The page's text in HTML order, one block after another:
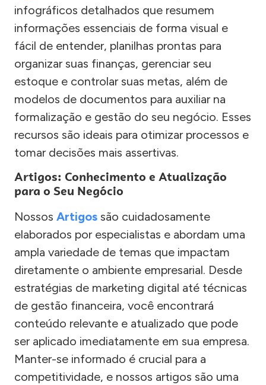
infográficos detalhados que resumem
informações essenciais de forma visual e
fácil de entender, planilhas prontas para
organizar suas finanças, gerenciar seu
estoque e controlar suas metas, além de
modelos de documentos para auxiliar na
formalização e gestão do seu negócio. Esses
recursos são ideais para otimizar processos e
tomar decisões mais assertivas.
Artigos: Conhecimento e Atualização
para o Seu Negócio
Nossos Artigos são cuidadosamente
elaborados por especialistas e abordam uma
ampla variedade de temas que impactam
diretamente o ambiente empresarial. Desde
estratégias de marketing digital até técnicas
de gestão financeira, você encontrará
conteúdo relevante e atualizado que pode
ser aplicado imediatamente em sua empresa.
Manter-se informado é crucial para a
competitividade, e nossos artigos são uma